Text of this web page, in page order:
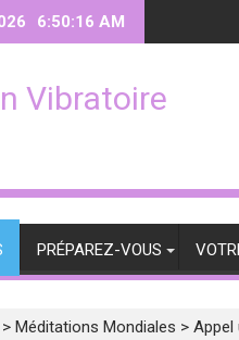
6:50:17 AM
Vibratoire
PRÉPAREZ-VOUS
> Méditations Mondiales > Appel